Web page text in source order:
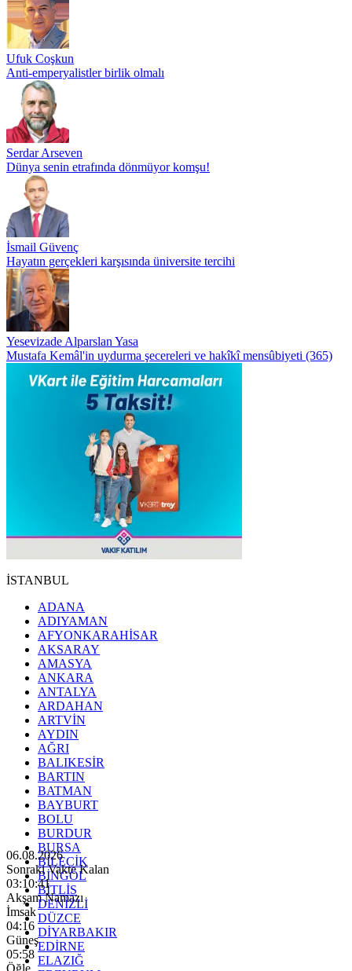
Ufuk Coşkun
Anti-emperyalistler birlik olmalı
Serdar Arseven
Dünya senin etrafında dönmüyor komşu!
İsmail Güvenç
Hayatın gerçekleri karşısında üniversite tercihi
Yesevizade Alparslan Yasa
Mustafa Kemâl'in uydurma şecereleri ve hakîkî mensûbiyeti (365)
İSTANBUL
ADANA
ADIYAMAN
AFYONKARAHİSAR
AKSARAY
AMASYA
ANKARA
ANTALYA
ARDAHAN
ARTVİN
AYDIN
AĞRI
BALIKESİR
BARTIN
BATMAN
BAYBURT
BOLU
BURDUR
BURSA
BİLECİK
BİNGÖL
BİTLİS
DENİZLİ
DÜZCE
DİYARBAKIR
EDİRNE
ELAZIĞ
06.08.2026
Sonraki Vakte Kalan
03:10:40
Akşam Namazı
İmsak
04:16
Güneş
05:58
Öğle